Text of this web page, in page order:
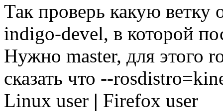
Так проверь какую ветку
indigo-devel, в которой
Нужно master, для этого
сказать что --
Linux user | Firefox user